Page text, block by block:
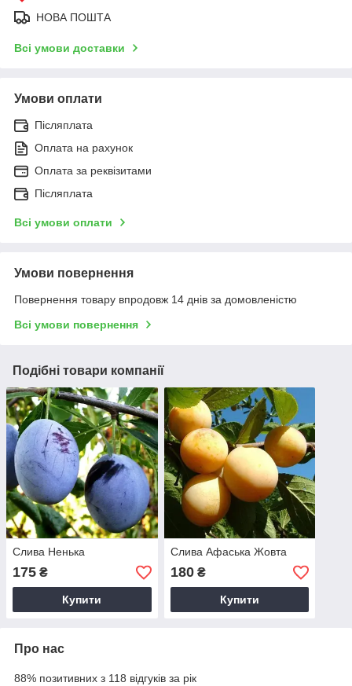
НОВА ПОШТА
Всі умови доставки
Умови оплати
Післяплата
Оплата на рахунок
Оплата за реквізитами
Післяплата
Всі умови оплати
Умови повернення
Повернення товару впродовж 14 днів за домовленістю
Всі умови повернення
Подібні товари компанії
Слива Ненька
175 ₴
Купити
Слива Афаська Жовта
180₴
Купити
Про нас
88% позитивних з 118 відгуків за рік